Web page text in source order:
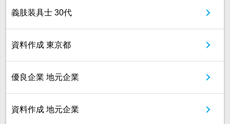
義肢装具士 30代
資料作成 東京都
優良企業 地元企業
資料作成 地元企業